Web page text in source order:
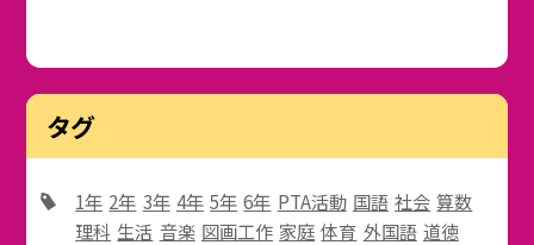
タグ
1年 2年 3年 4年 5年 6年 PTA活動 国語 社会 算数
理科 生活 音楽 図画工作 家庭 体育 外国語 道徳